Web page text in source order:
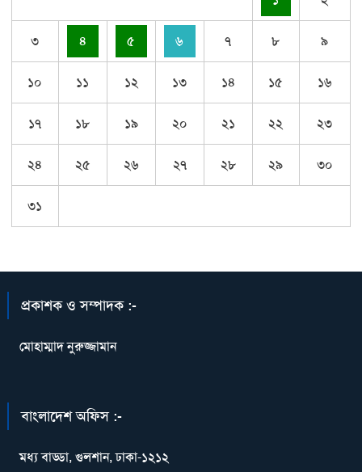
৩ ৪ ৫ ৬ ৭ ৮ ৯
১০ ১১ ১২ ১৩ ১৪ ১৫ ১৬
১৭ ১৮ ১৯ ২০ ২১ ২২ ২৩
২৪ ২৫ ২৬ ২৭ ২৮ ২৯ ৩০
৩১
প্রকাশক ও সম্পাদক :-
মোহাম্মাদ নুরুজ্জামান
বাংলাদেশ অফিস :-
মধ্য বাড্ডা, গুলশান, ঢাকা-১২১২